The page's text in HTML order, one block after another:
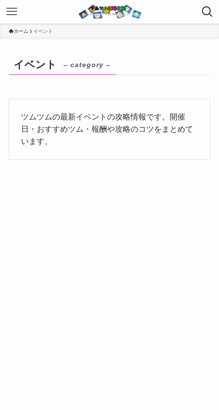
ホーム イベント
イベント – category –
ツムツムの最新イベントの攻略情報です。開催
日・おすすめツム・報酬や攻略のコツをまとめて
います。